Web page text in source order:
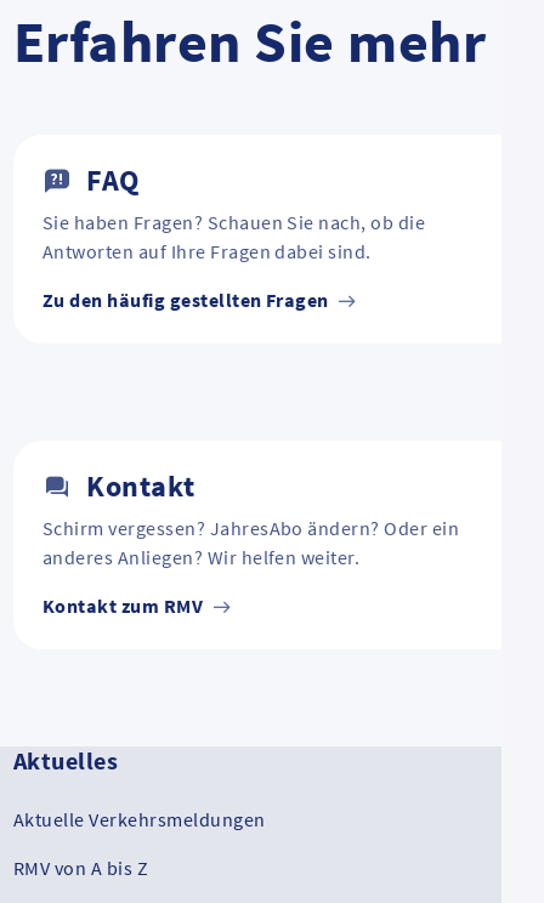
Erfahren Sie mehr
FAQ
Sie haben Fragen? Schauen Sie nach, ob die
Antworten auf Ihre Fragen dabei sind.
Zu den häufig gestellten Fragen
Kontakt
Schirm vergessen? JahresAbo ändern? Oder ein
anderes Anliegen? Wir helfen weiter.
Kontakt zum RMV
Aktuelles
Aktuelle Verkehrsmeldungen
RMV von A bis Z